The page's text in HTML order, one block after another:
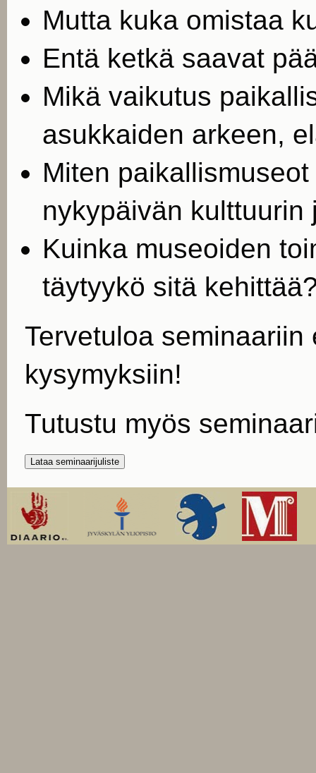
Mutta kuka omistaa
Entä ketkä saavat
Mikä vaikutus
asukkaiden arkeen,
Miten
nykypäivän
Kuinka museoiden
täytyykö sitä
Tervetuloa
kysymyksiin!
Tutustu myös